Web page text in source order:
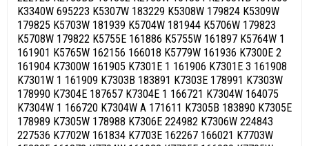
K3340W 695223 K5307W 183229 K5308W 179824 K5309W
179825 K5703W 181939 K5704W 181944 K5706W 179823
K5708W 179822 K5755E 161886 K5755W 161897 K5764W 1
161901 K5765W 162156 166018 K5779W 161936 K7300E 2
161904 K7300W 161905 K7301E 1 161906 K7301E 3 161908
K7301W 1 161909 K7303B 183891 K7303E 178991 K7303W
178990 K7304E 187657 K7304E 1 166721 K7304W 164075
K7304W 1 166720 K7304W A 171611 K7305B 183890 K7305E
178989 K7305W 178988 K7306E 224982 K7306W 224843
227536 K7702W 161834 K7703E 162267 166021 K7703W